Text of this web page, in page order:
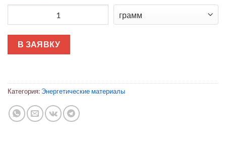
В ЗАЯВКУ
Категория: Энергетические материалы